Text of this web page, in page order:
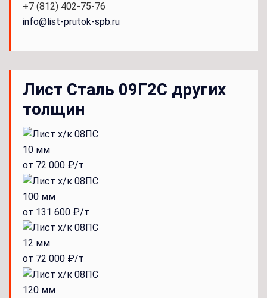
+7 (812) 402-75-76
info@list-prutok-spb.ru
Лист Сталь 09Г2С других
толщин
10 мм
от 72 000 ₽/т
100 мм
от 131 600 ₽/т
12 мм
от 72 000 ₽/т
120 мм